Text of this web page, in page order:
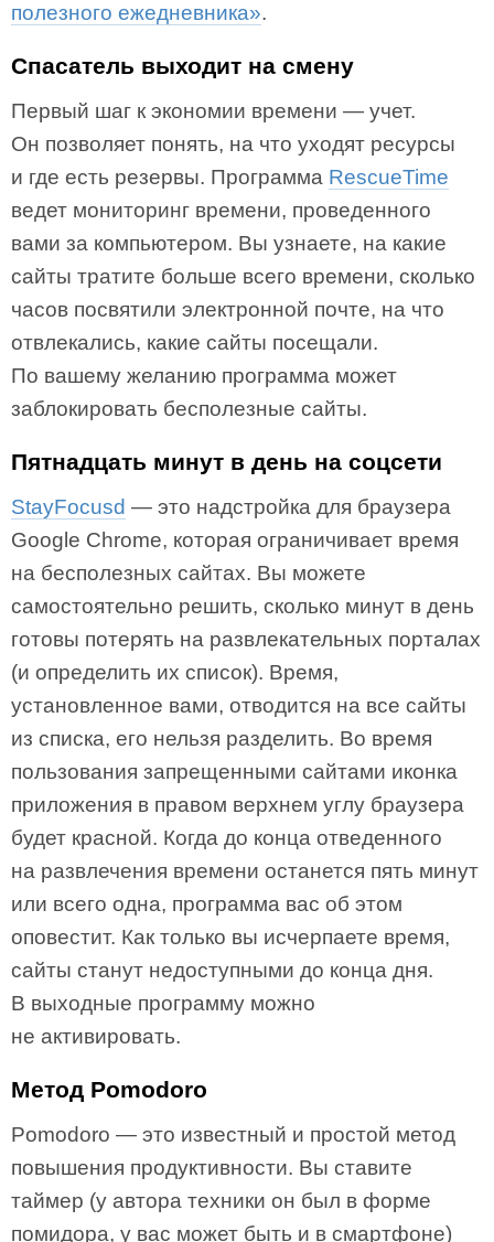
полезного ежедневника».
Спасатель выходит на смену
Первый шаг к экономии времени — учет.
Он позволяет понять, на что уходят ресурсы
и где есть резервы. Программа RescueTime
ведет мониторинг времени, проведенного
вами за компьютером. Вы узнаете, на какие
сайты тратите больше всего времени, сколько
часов посвятили электронной почте, на что
отвлекались, какие сайты посещали.
По вашему желанию программа может
заблокировать бесполезные сайты.
Пятнадцать минут в день на соцсети
StayFocusd — это надстройка для браузера
Google Chrome, которая ограничивает время
на бесполезных сайтах. Вы можете
самостоятельно решить, сколько минут в день
готовы потерять на развлекательных порталах
(и определить их список). Время,
установленное вами, отводится на все сайты
из списка, его нельзя разделить. Во время
пользования запрещенными сайтами иконка
приложения в правом верхнем углу браузера
будет красной. Когда до конца отведенного
на развлечения времени останется пять минут
или всего одна, программа вас об этом
оповестит. Как только вы исчерпаете время,
сайты станут недоступными до конца дня.
В выходные программу можно
не активировать.
Метод Pomodoro
Pomodoro — это известный и простой метод
повышения продуктивности. Вы ставите
таймер (у автора техники он был в форме
помидора, у вас может быть и в смартфоне)